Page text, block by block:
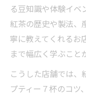
る豆知識や体験イベ
紅茶の歴史や製法、
寧に教えてくれるお
まで幅広く学ぶこと
こうした店舗では、
プティー７杯のコツ